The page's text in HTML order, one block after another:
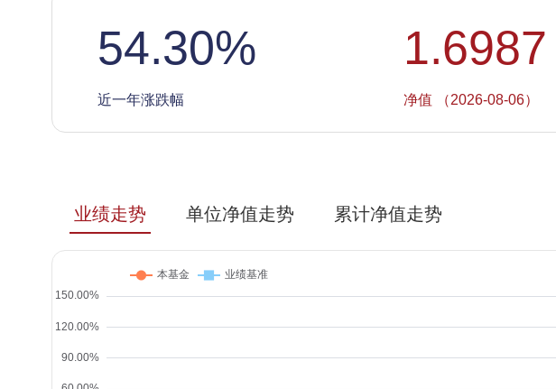
54.30%
近一年涨跌幅
1.6987
净值 （2026-08-06）
业绩走势 单位净值走势
累计净值走势